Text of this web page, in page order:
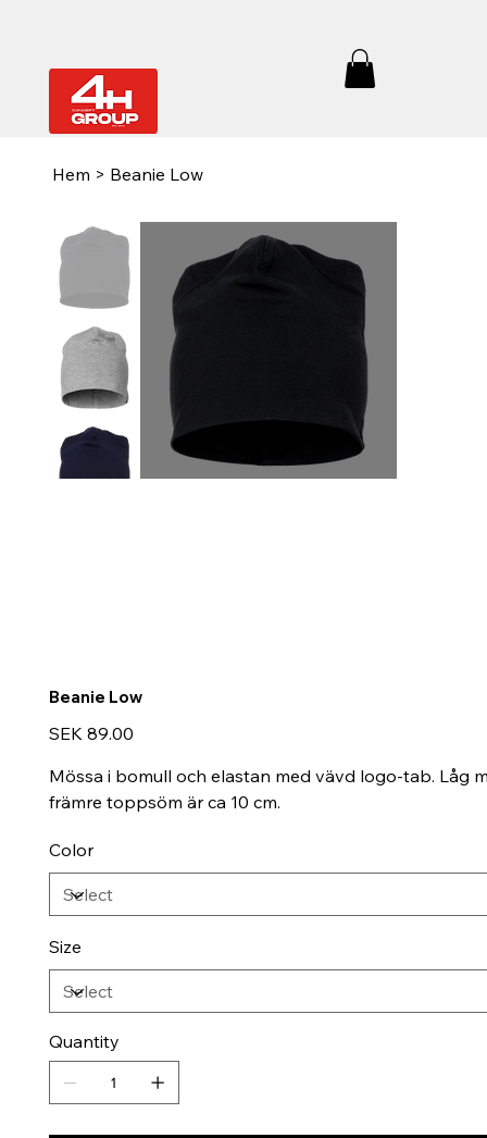
Hem > Beanie Low
Beanie Low
Price
SEK 89.00
Mössa i bomull och elastan med vävd logo-tab. Låg
främre toppsöm är ca 10 cm.
Color
Size
Quantity